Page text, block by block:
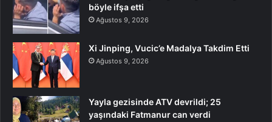
böyle ifşa etti
Ağustos 9, 2026
Xi Jinping, Vucic’e Madalya Takdim Etti
Ağustos 9, 2026
Yayla gezisinde ATV devrildi; 25
yaşındaki Fatmanur can verdi